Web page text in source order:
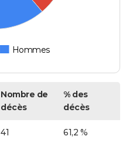
Hommes
Nombre de
décès
% des
décès
41 61,2 %